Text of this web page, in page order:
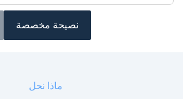
نصيحة مخصصة
ماذا نحل